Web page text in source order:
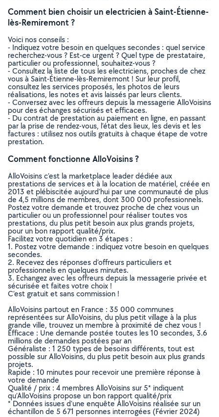
Comment bien choisir un electricien à Saint-Étienne-
lès-Remiremont ?
Voici nos conseils :
- Indiquez votre besoin en quelques secondes : quel service
recherchez-vous ? Est-ce urgent ? Quel type de prestataire,
particulier ou professionnel, souhaitez-vous ?
- Consultez la liste de tous les electriciens, proches de chez
vous à Saint-Étienne-lès-Remiremont ! Sur leur profil,
consultez les services proposés, les photos de leurs
réalisations, les notes et avis laissés par leurs clients.
- Conversez avec les offreurs depuis la messagerie AlloVoisins
pour des échanges sécurisés et efficaces.
- Du contrat de prestation au paiement en ligne, en passant
par la prise de rendez-vous, l’état des lieux, les devis et les
factures : utilisez nos outils gratuits à chaque étape de votre
prestation.
Comment fonctionne AlloVoisins ?
AlloVoisins c’est la marketplace leader dédiée aux
prestations de services et à la location de matériel, créée en
2013 et plébiscitée aujourd’hui par une communauté de plus
de 4,5 millions de membres, dont 300 000 professionnels.
Postez votre demande et trouvez proche de chez vous un
particulier ou un professionnel pour réaliser toutes vos
prestations, du plus petit besoin aux plus grands projets,
pour un bon rapport qualité/prix.
Facilitez votre quotidien en 3 étapes :
1. Postez votre demande : indiquez votre besoin en quelques
secondes.
2. Recevez des réponses d’offreurs particuliers et
professionnels en quelques minutes.
3. Echangez avec les offreurs depuis la messagerie privée et
sécurisée et faites votre choix !
C’est gratuit et sans commission !
AlloVoisins partout en France : 35 000 communes
représentées sur AlloVoisins, du plus petit village à la plus
grande ville, trouvez un membre à proximité de chez vous !
Efficace : Une demande postée toutes les 10 secondes, 3.6
millions de demandes postées par an
Généraliste : 1 250 types de besoins différents, tout est
possible sur AlloVoisins, du plus petit besoin aux plus grands
projets.
Rapide : 10 minutes pour recevoir une première réponse à
votre demande
Qualité / prix : 4 membres AlloVoisins sur 5* indiquent
qu’AlloVoisins propose un bon rapport qualité/prix
* Données issues d’une enquête AlloVoisins réalisée sur un
échantillon de 5 671 personnes interrogées (Février 2024)